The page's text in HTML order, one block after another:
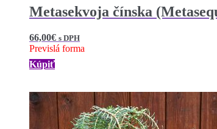
Metasekvoja čínska
66,00€ s DPH
Previslá forma
Kúpiť